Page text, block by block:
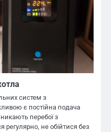
систем з
є постійна подача
перебої з
регулярно, не обійтися без